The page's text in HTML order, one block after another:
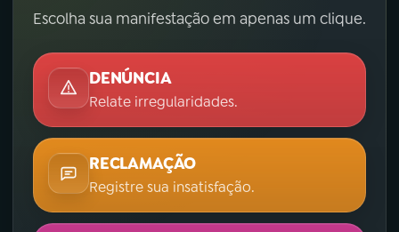
Escolha sua manifestação em apenas um clique.
DENÚNCIA
Relate irregularidades.
RECLAMAÇÃO
Registre sua insatisfação.